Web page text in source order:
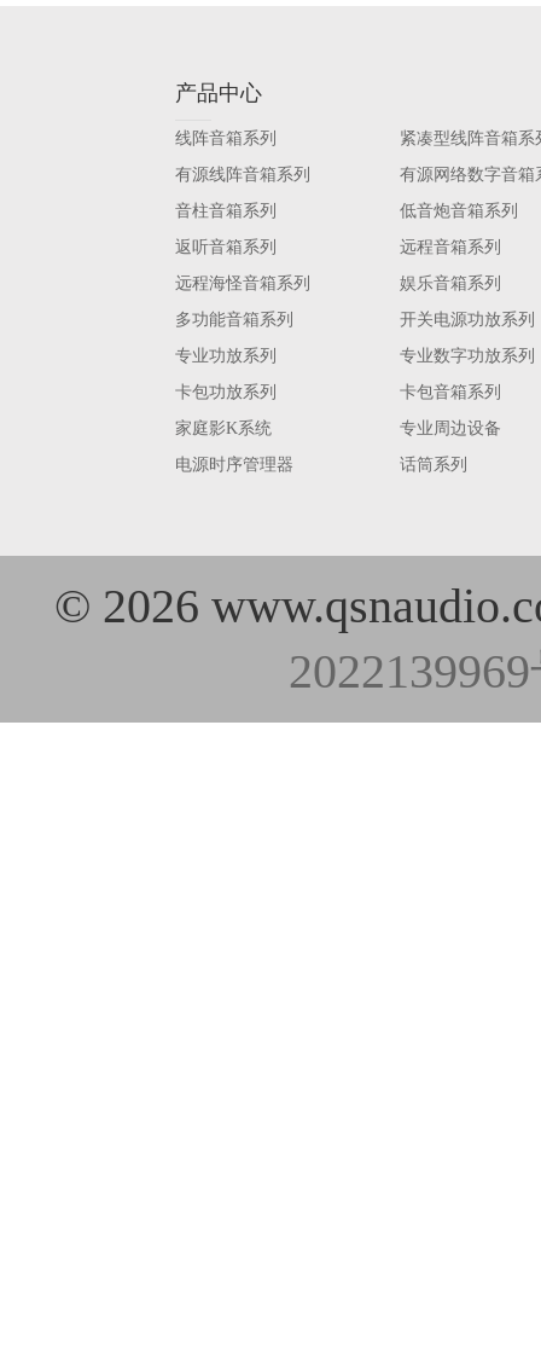
产品中心
线阵音箱系列
紧凑型线阵音箱系
有源线阵音箱系列
有源网络数字音箱
音柱音箱系列
低音炮音箱系列
返听音箱系列
远程音箱系列
远程海怪音箱系列
娱乐音箱系列
多功能音箱系列
开关电源功放系列
专业功放系列
专业数字功放系列
卡包功放系列
卡包音箱系列
家庭影K系统
专业周边设备
电源时序管理器
话筒系列
© 2026